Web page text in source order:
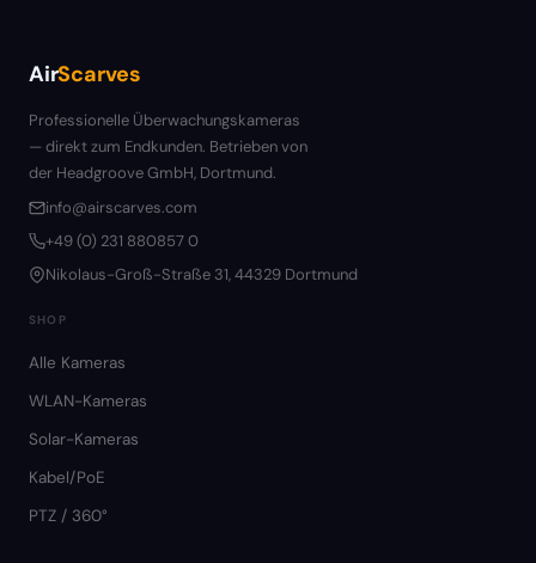
AirScarves
Professionelle Überwachungskameras
— direkt zum Endkunden. Betrieben von
der Headgroove GmbH, Dortmund.
info@airscarves.com
+49 (0) 231 880857 0
Nikolaus-Groß-Straße 31, 44329 Dortmund
SHOP
Alle Kameras
WLAN-Kameras
Solar-Kameras
Kabel/PoE
PTZ / 360°